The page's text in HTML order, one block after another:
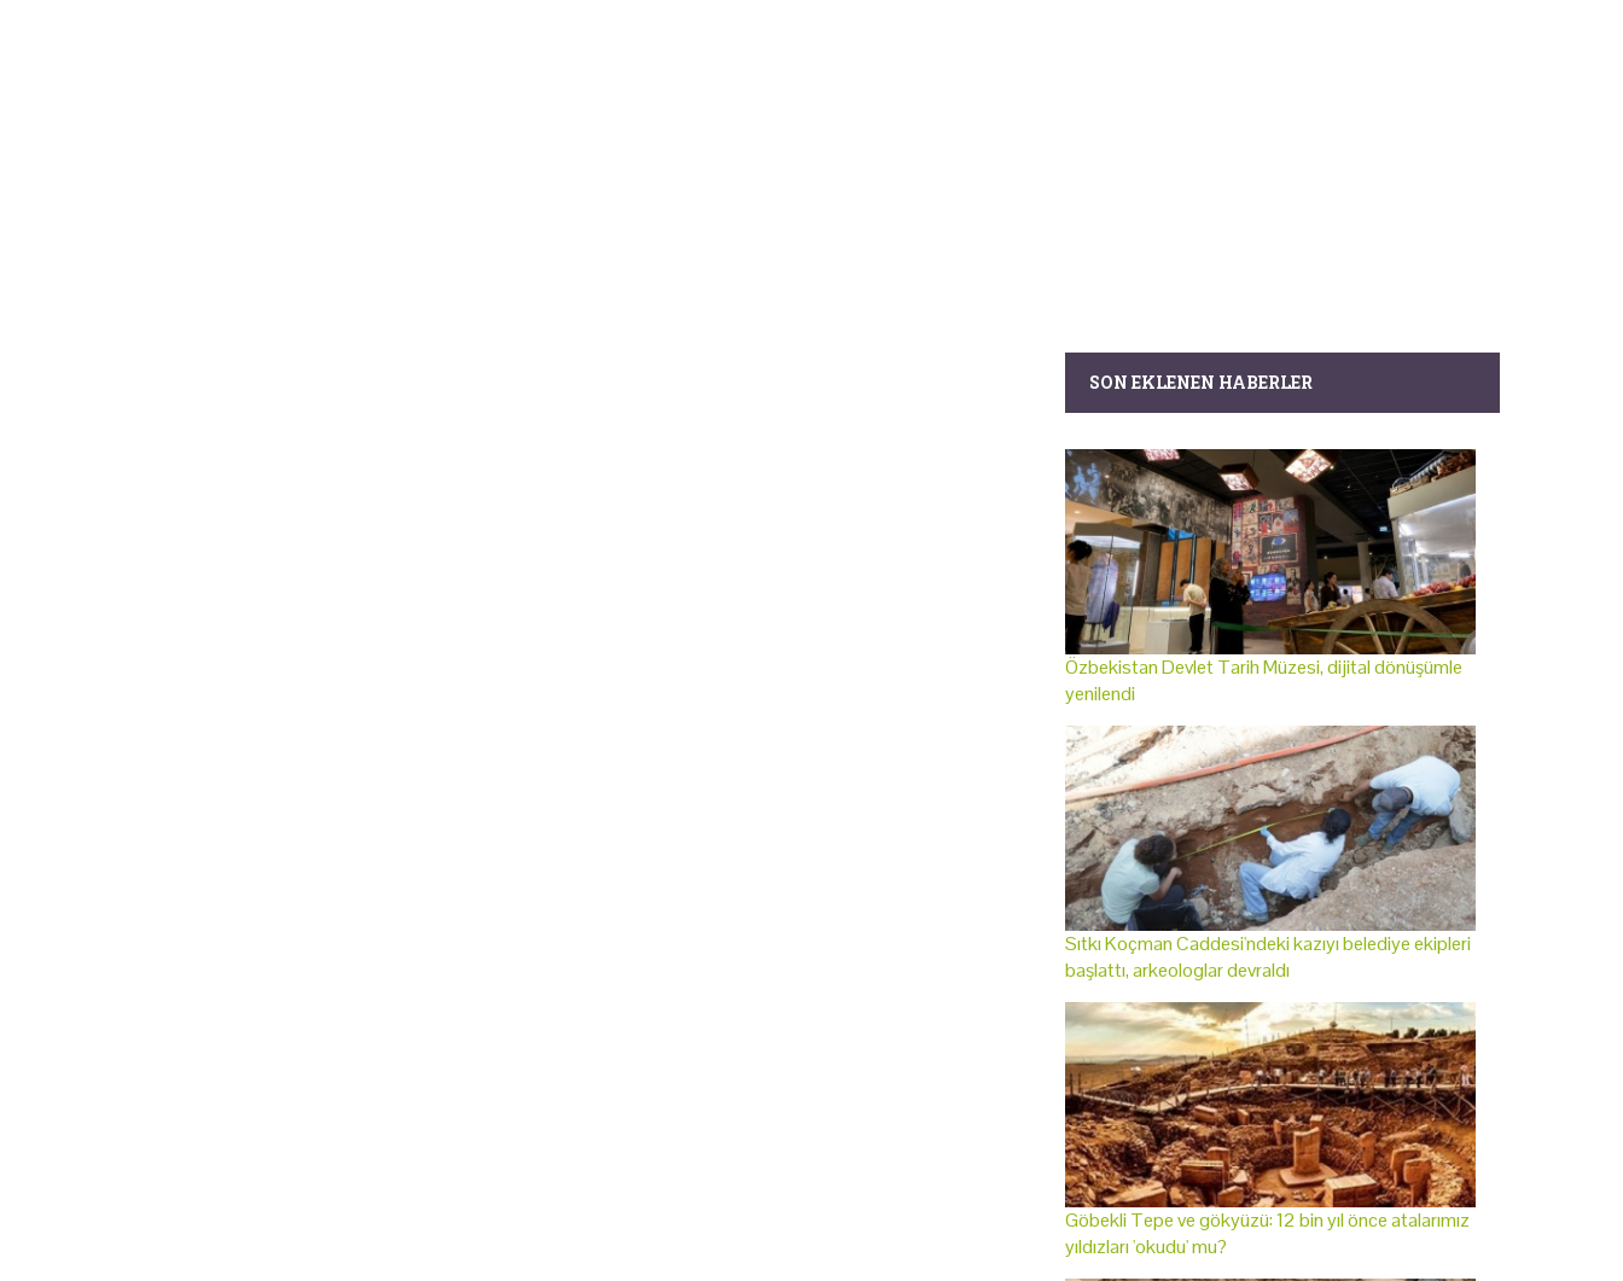
SON EKLENEN HABERLER
Özbekistan Devlet Tarih Müzesi, dijital dönüşümle
yenilendi
Sıtkı Koçman Caddesi'ndeki kazıyı belediye ekipleri
başlattı, arkeologlar devraldı
Göbekli Tepe ve gökyüzü: 12 bin yıl önce atalarımız
yıldızları 'okudu' mu?